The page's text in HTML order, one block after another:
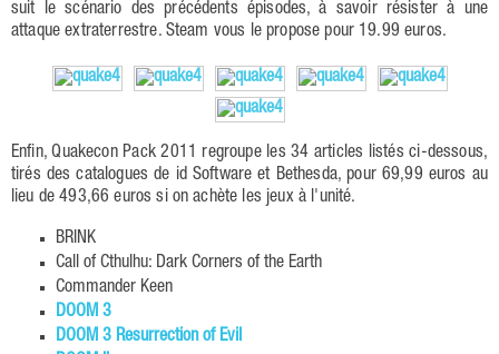
suit le scénario des précédents épisodes, à savoir résister à une
attaque extraterrestre. Steam vous le propose pour 19.99 euros.
Enfin, Quakecon Pack 2011 regroupe les 34 articles listés ci-dessous,
tirés des catalogues de id Software et Bethesda, pour 69,99 euros au
lieu de 493,66 euros si on achète les jeux à l'unité.
BRINK
Call of Cthulhu: Dark Corners of the Earth
Commander Keen
DOOM 3
DOOM 3 Resurrection of Evil